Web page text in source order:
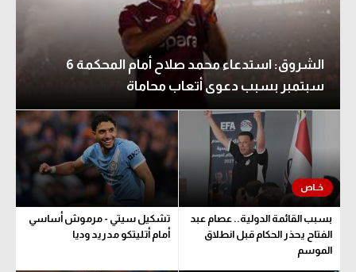
الشروق: استدعاء محمد صلاح أمام المحكمة 6
سبتمبر بسبب دعوى أتعاب محاماة
بسبب القائمة الدولية.. عصام عبد
الفتاح يحذر الحكام قبل انطلاق
الموسم
تشكيل سيتي - مرموش أساسي
أمام أتليتكو مدريد وديا